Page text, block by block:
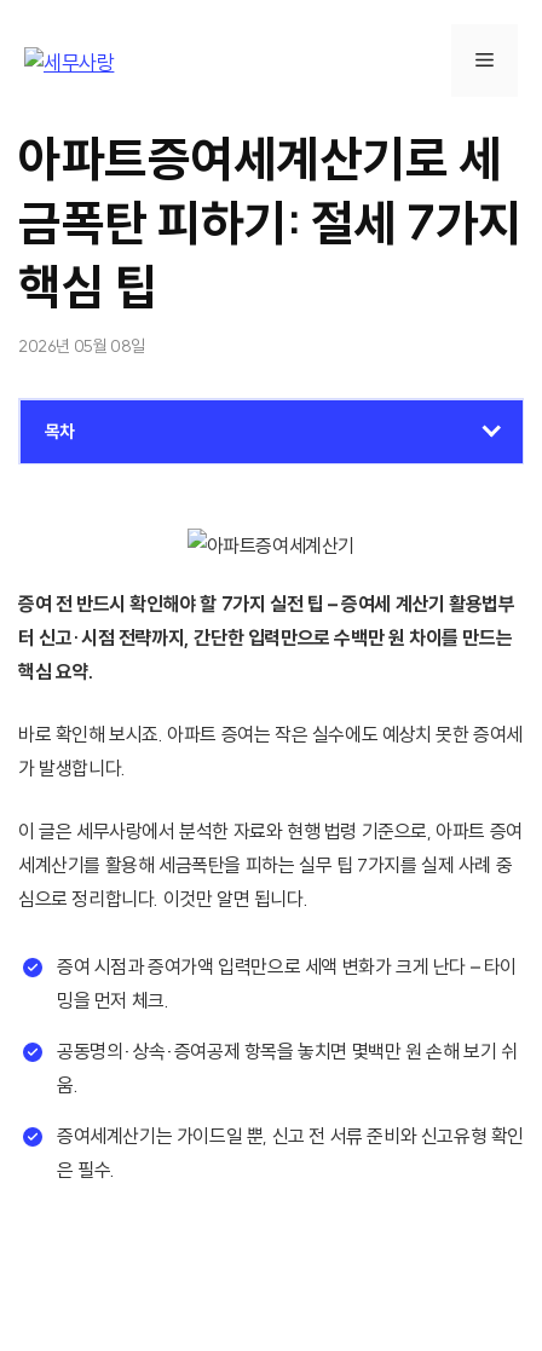
메
뉴
아파트증여세계산기로 세
금폭탄 피하기: 절세 7가지
핵심 팁
2026년 05월 08일
목차
증여 전 반드시 확인해야 할 7가지 실전 팁 – 증여세 계산기 활용법부
터 신고·시점 전략까지, 간단한 입력만으로 수백만 원 차이를 만드는
핵심 요약.
바로 확인해 보시죠. 아파트 증여는 작은 실수에도 예상치 못한 증여세
가 발생합니다.
이 글은 세무사랑에서 분석한 자료와 현행 법령 기준으로, 아파트 증여
세계산기를 활용해 세금폭탄을 피하는 실무 팁 7가지를 실제 사례 중
심으로 정리합니다. 이것만 알면 됩니다.
증여 시점과 증여가액 입력만으로 세액 변화가 크게 난다 – 타이
밍을 먼저 체크.
공동명의·상속·증여공제 항목을 놓치면 몇백만 원 손해 보기 쉬
움.
증여세계산기는 가이드일 뿐, 신고 전 서류 준비와 신고유형 확인
은 필수.